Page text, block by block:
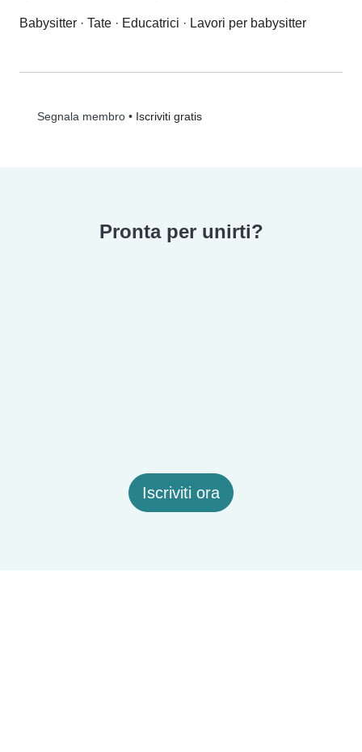
Babysitter · Tate · Educatrici · Lavori per babysitter
Segnala membro• Iscriviti gratis
Pronta per unirti?
Iscriviti ora